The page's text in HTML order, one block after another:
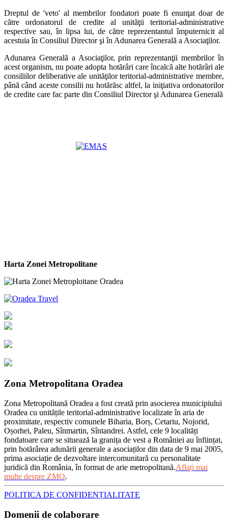
Dreptul de 'veto' al membrilor fondatori poate fi enunţat doar de
către ordonatorul de credite al unităţii teritorial-administrative
respective sau, în lipsa lui, de către reprezentantul împuternicit al
acestuia în Consiliul Director şi în Adunarea Generală a Asociaţilor.
Adunarea Generală a Asociaţilor, prin reprezentanţii membrilor în
acest organism, nu poate adopta hotărâri care încalcă alte hotărâri ale
consiliilor deliberative ale unităţilor teritorial-administrative membre,
până când aceste consilii nu hotărăsc altfel, la iniţiativa ordonatorilor
de credite care fac parte din Consiliul Director şi Adunarea Generală
Harta Zonei Metropolitane
Zona Metropolitana Oradea
Zona Metropolitană Oradea a fost creată prin asocierea municipiului
Oradea cu unitățile teritorial-administrative localizate în aria de
proximitate, respectiv comunele Biharia, Borș, Cetariu, Nojorid,
Oșorhei, Paleu, Sînmartin, Sîntandrei. Astfel, cele 9 localități
fondatoare care se situează la granița de vest a României au înființat,
prin hotărârea adunării generale a asociaților din data de 9 mai 2005,
prima asociație de dezvoltare intercomunitară cu personalitate
juridică din România, în format de arie metropolitană.Aflați mai
multe despre ZMO.
POLITICA DE CONFIDENȚIALITATE
Domenii de colaborare